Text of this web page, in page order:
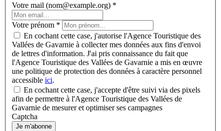
Votre mail (nom@example.org) *
Votre prénom *
En cochant cette case, j'autorise l'Agence Touristique des
Vallées de Gavarnie à collecter mes données aux fins d'envoi
de lettres d'information. J'ai pris connaissance du fait que
l'Agence Touristique des Vallées de Gavarnie a mis en œuvre
une politique de protection des données à caractère personnel
accessible ici.
En cochant cette case, j'accepte d'être suivi via des pixels
afin de permettre à l'Agence Touristique des Vallées de
Gavarnie de mesurer et optimiser ses campagnes
Captcha
Je m'abonne